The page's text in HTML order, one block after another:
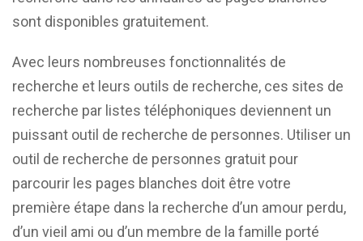
sont disponibles gratuitement.
Avec leurs nombreuses fonctionnalités de
recherche et leurs outils de recherche, ces sites de
recherche par listes téléphoniques deviennent un
puissant outil de recherche de personnes. Utiliser un
outil de recherche de personnes gratuit pour
parcourir les pages blanches doit être votre
première étape dans la recherche d’un amour perdu,
d’un vieil ami ou d’un membre de la famille porté